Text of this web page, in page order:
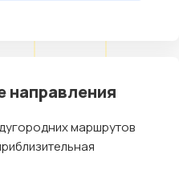
маршрутов